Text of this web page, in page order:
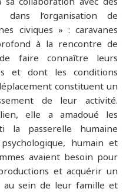
dans l’organisation de
civiques » : caravanes
à la rencontre de
faire connaître leurs
et dont les conditions
constituent un
de leur activité.
elle a amadoué les
la passerelle humaine
humain et
avaient besoin pour
et acquérir un
au sein de leur famille et